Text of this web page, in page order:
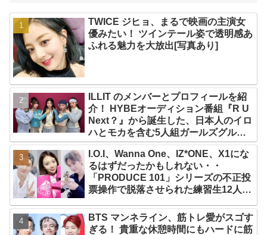
TWICE ジヒョ、まるで映画の主演女
優みたい！ ツインテール姿で透明感あ
ふれる魅力を大放出[写真あり]
ILLIT のメンバーとプロフィールを紹
介！ HYBEオーディション番組『R U
Next？』から誕生した、日本人のイロ
ハとモカを含む5人組ガールズグルー
プ！ デビュー曲「Magnetic」がいき
なりの大ヒット
I.O.I、Wanna One、IZ*ONE、X1にな
るはずだったかもしれない・・
「PRODUCE 101」シリーズの不正投
票操作で脱落させられた練習生12人の
BTS マンネライン、筋トレ愛がスゴす
ぎる！ 貴重な休憩時間にもハードに筋